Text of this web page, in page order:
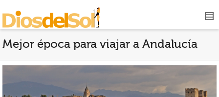
Mejor época para viajar a Andalucía